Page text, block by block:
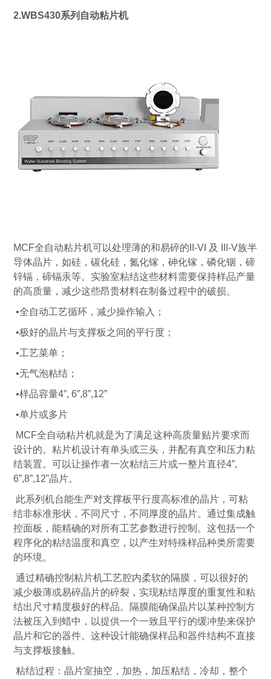
2.WBS430系列自动粘片机
MCF全自动粘片机可以处理薄的和易碎的II-VI 及 III-V族半
导体晶片，如硅，碳化硅，氮化镓，砷化镓，磷化铟，碲
锌镉，碲镉汞等。实验室粘结这些材料需要保持样品产量
的高质量，减少这些昂贵材料在制备过程中的破损。
•全自动工艺循环，减少操作输入；
•极好的晶片与支撑板之间的平行度；
•工艺菜单；
•无气泡粘结；
•样品容量4”, 6”,8”,12”
•单片或多片
MCF全自动粘片机就是为了满足这种高质量贴片要求而
设计的。粘片机设计有单头或三头，并配有真空和压力粘
结装置。可以让操作者一次粘结三片或一整片直径4”,
6”,8”,12”晶片。
此系列机台能生产对支撑板平行度高标准的晶片，可粘
结非标准形状，不同尺寸，不同厚度的晶片。通过集成触
控面板，能精确的对所有工艺参数进行控制。这包括一个
程序化的粘结温度和真空，以产生对特殊样品种类所需要
的环境。
通过精确控制粘片机工艺腔内柔软的隔膜，可以很好的
减少极薄或易碎晶片的碎裂，实现粘结厚度的重复性和粘
结出尺寸精度极好的样品。隔膜能确保晶片以某种控制方
法被压入到蜡中，以提供一个一致且平行的缓冲垫来保护
晶片和它的器件。这种设计能确保样品和器件结构不直接
与支撑板接触。
粘结过程：晶片室抽空，加热，加压粘结，冷却，整个